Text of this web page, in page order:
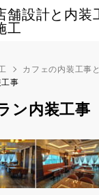
舗設計と内装
工
カフェの内装工事
事
ン内装工事